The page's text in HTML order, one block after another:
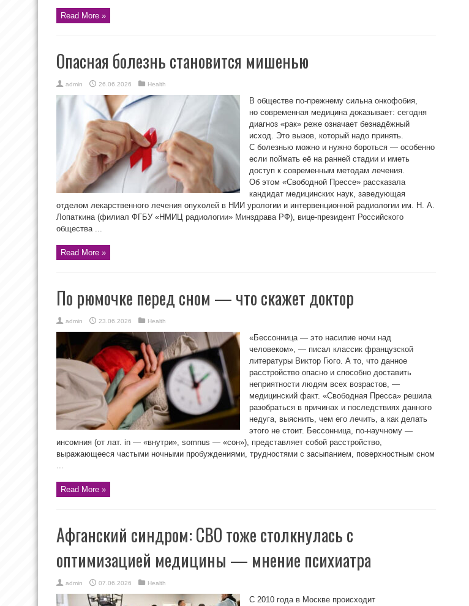
Read More »
Опасная болезнь становится мишенью
admin 26.06.2026 Health
В обществе по-прежнему сильна онкофобия,
но современная медицина доказывает: сегодня
диагноз «рак» реже означает безнадёжный
исход. Это вызов, который надо принять.
С болезнью можно и нужно бороться — особенно
если поймать её на ранней стадии и иметь
доступ к современным методам лечения.
Об этом «Свободной Прессе» рассказала
кандидат медицинских наук, заведующая
отделом лекарственного лечения опухолей в НИИ урологии и интервенционной радиологии им. Н. А.
Лопаткина (филиал ФГБУ «НМИЦ радиологии» Минздрава РФ), вице-президент Российского
общества ...
Read More »
По рюмочке перед сном — что скажет доктор
admin 23.06.2026 Health
«Бессонница — это насилие ночи над
человеком», — писал классик французской
литературы Виктор Гюго. А то, что данное
расстройство опасно и способно доставить
неприятности людям всех возрастов, —
медицинский факт. «Свободная Пресса» решила
разобраться в причинах и последствиях данного
недуга, выяснить, чем его лечить, а как делать
этого не стоит. Бессонница, по-научному —
инсомния (от лат. in — «внутри», somnus — «сон»), представляет собой расстройство,
выражающееся частыми ночными пробуждениями, трудностями с засыпанием, поверхностным сном
...
Read More »
Афганский синдром: СВО тоже столкнулась с
оптимизацией медицины — мнение психиатра
admin 07.06.2026 Health
С 2010 года в Москве происходит